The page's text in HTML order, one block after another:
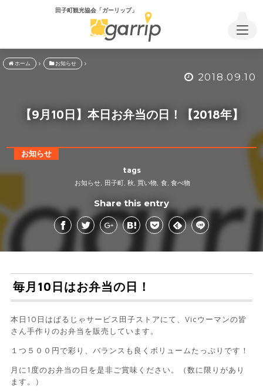
田子町観光協会「ガーリップ」
ホーム お知らせ
2018.09.10
【9月10日】本日お弁当の日！【2018年】
お知らせ
tags
お知らせ 田子町 秋 買い物 食, 食べ物
Share this entry
毎月10日はお弁当の日！
本日10日はぱるじゃサービス田子ストアにて、Vicウーマンの皆
さん手作りのお弁当を販売しています。
１つ５００円で彩り、バランスも良くボリュームたっぷりです！
月に1度のお弁当の日を是非ご賞味ください。（数に限りがあり
ます。）